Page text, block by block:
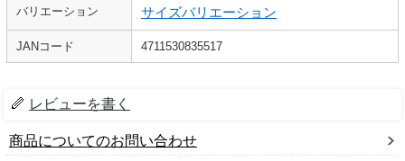
バリエーション サイズバリエーション
JANコード 4711530835517
レビューを書く
商品についてのお問い合わせ